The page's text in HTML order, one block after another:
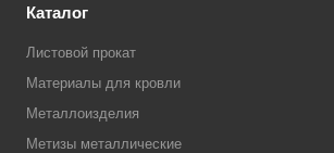
Каталог
Листовой прокат
Материалы для кровли
Металлоизделия
Метизы металлические